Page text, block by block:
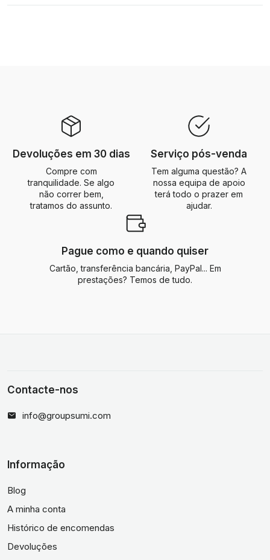
Devoluções em 30 dias
Compre com
tranquilidade. Se algo
não correr bem,
tratamos do assunto.
Serviço pós-venda
Tem alguma questão? A
nossa equipa de apoio
terá todo o prazer em
ajudar.
Pague como e quando quiser
Cartão, transferência bancária, PayPal... Em
prestações? Temos de tudo.
Contacte-nos
info@groupsumi.com
Informação
Blog
A minha conta
Histórico de encomendas
Devoluções